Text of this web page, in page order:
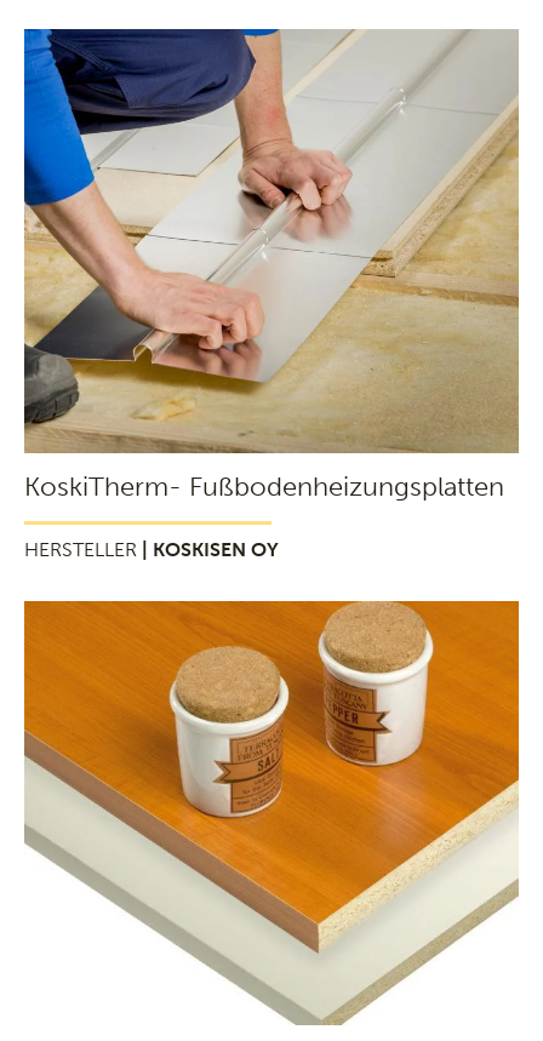
KoskiTherm- Fußbodenheizungsplatten
HERSTELLER | KOSKISEN OY